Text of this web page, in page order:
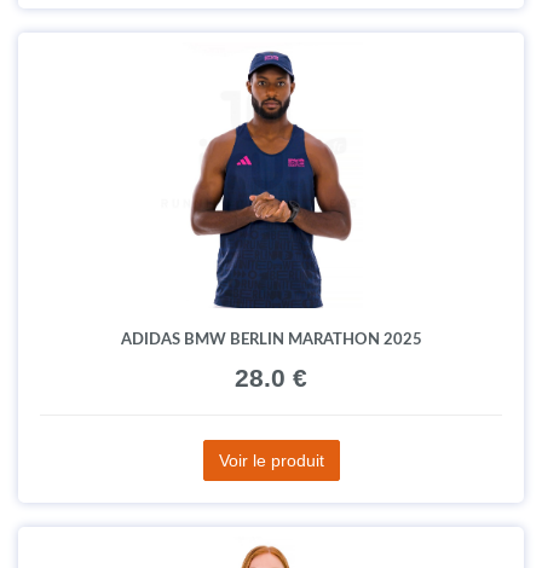
ADIDAS BMW BERLIN MARATHON 2025
28.0 €
Voir le produit